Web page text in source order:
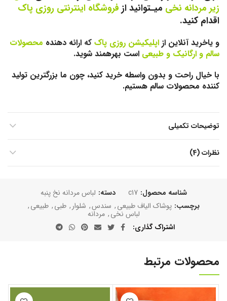
زیر مردانه نخی میـتوانید از فروشگاه اینترنتی روزی پاک
اقدام کنید.
و یاخرید آنلاین از اپلیکیشن روزی پاک که ارائه دهنده محصولات
سالم و ارگانیک و طبیعی است بهرهمند شوید.
با خیال راحت و بدون واسطه خرید کنید، چون ما بزرگترین تولید
کننده محصولات سالم هستیم.
توضیحات تکمیلی
نظرات (4)
شناسه محصول: c17 دسته: لباس مردانه نخ پنبه
برچسب: پوشاک الیاف طبیعی, سندس, شلوار, طبی, طبیعی,
لباس نخی, مردانه
اشتراک گذاری
محصولات مرتبط